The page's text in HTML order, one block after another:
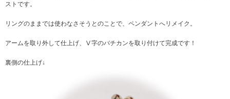
ストです。
リングのままでは使わなさそうとのことで、ペンダントへリメイク。
アームを取り外して仕上げ、Ⅴ字のバチカンを取り付けて完成です！
裏側の仕上げ↓